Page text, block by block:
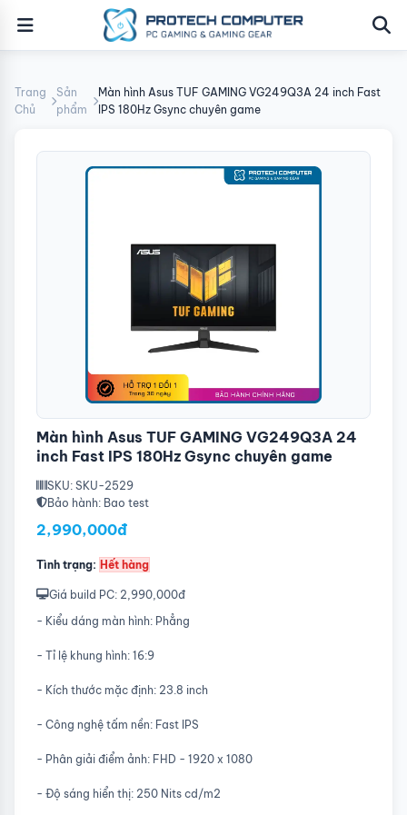
Trang
Chủ
Sản
phẩm
Màn hình Asus TUF GAMING VG249Q3A 24 inch Fast
IPS 180Hz Gsync chuyên game
Màn hình Asus TUF GAMING VG249Q3A 24
inch Fast IPS 180Hz Gsync chuyên game
SKU: SKU-2529
Bảo hành: Bao test
2,990,000đ
Tình trạng: Hết hàng
Giá build PC: 2,990,000đ
- Kiểu dáng màn hình: Phẳng
- Tỉ lệ khung hình: 16:9
- Kích thước mặc định: 23.8 inch
- Công nghệ tấm nền: Fast IPS
- Phân giải điểm ảnh: FHD - 1920 x 1080
- Độ sáng hiển thị: 250 Nits cd/m2